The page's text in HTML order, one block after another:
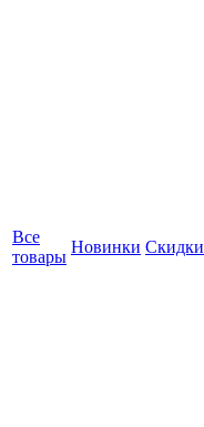
Все
товары
Новинки Скидки